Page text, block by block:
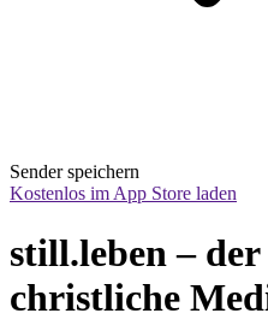
Sender speichern
Kostenlos im App Store laden
still.leben –
christliche